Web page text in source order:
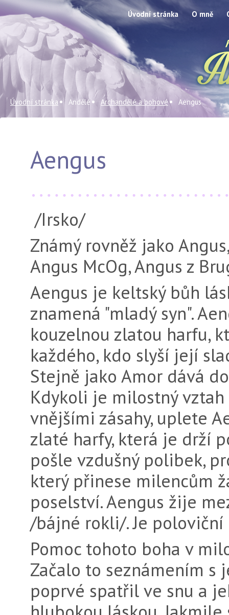
Úvodní stránka O mně
Úvodní stránka Andělé Archandělé a bohové Aengus
Aengus
/Irsko/
Známý rovněž jako
Angus McOg, Angus z
Aengus je keltský bůh
znamená "mladý syn".
kouzelnou zlatou harfu,
každého, kdo slyší její
Stejně jako Amor dává
Kdykoli je milostný
vnějšími zásahy, uplete
zlaté harfy, která je drží
pošle vzdušný polibek,
který přinese milencům
poselství. Aengus žije
/bájné rokli/. Je
Pomoc tohoto boha v
Začalo to seznámením s
poprvé spatřil ve snu a